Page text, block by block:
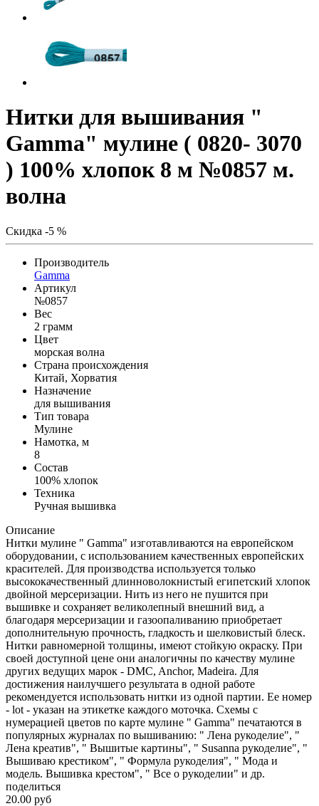
Нитки для вышивания "
Gamma" мулине ( 0820- 3070
) 100% хлопок 8 м №0857 м.
волна
Скидка -5 %
Производитель
Gamma
Артикул
№0857
Вес
2 грамм
Цвет
морская волна
Страна происхождения
Китай, Хорватия
Назначение
для вышивания
Тип товара
Мулине
Намотка, м
8
Состав
100% хлопок
Техника
Ручная вышивка
Описание
Нитки мулине " Gamma" изготавливаются на европейском
оборудовании, с использованием качественных европейских
красителей. Для производства используется только
высококачественный длинноволокнистый египетский хлопок
двойной мерсеризации. Нить из него не пушится при
вышивке и сохраняет великолепный внешний вид, а
благодаря мерсеризации и газоопаливанию приобретает
дополнительную прочность, гладкость и шелковистый блеск.
Нитки равномерной толщины, имеют стойкую окраску. При
своей доступной цене они аналогичны по качеству мулине
других ведущих марок - DMC, Anchor, Madeira. Для
достижения наилучшего результата в одной работе
рекомендуется использовать нитки из одной партии. Ее номер
- lot - указан на этикетке каждого моточка. Схемы с
нумерацией цветов по карте мулине " Gamma" печатаются в
популярных журналах по вышиванию: " Лена рукоделие", "
Лена креатив", " Вышитые картины", " Susanna рукоделие", "
Вышиваю крестиком", " Формула рукоделия", " Мода и
модель. Вышивка крестом", " Все о рукоделии" и др.
поделиться
20.00 руб